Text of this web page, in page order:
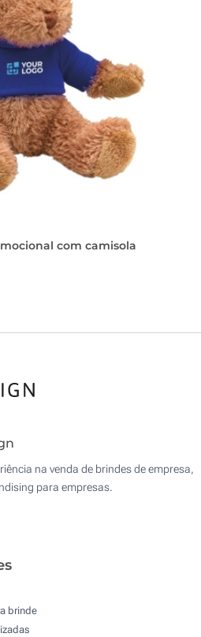
com camisola
na venda de brindes de empresa,
para empresas.
brinde